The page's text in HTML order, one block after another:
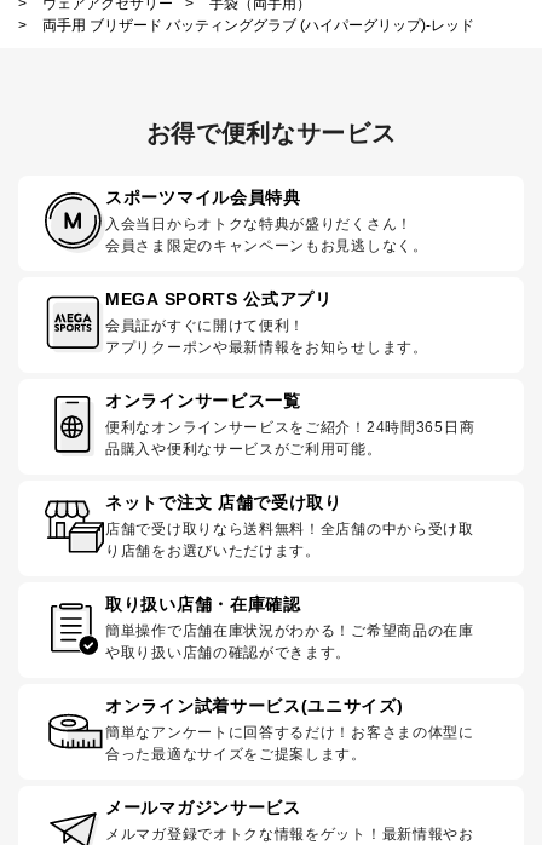
>
両手用 ブリザード バッティンググラブ (ハイパーグリップ)-レッド
お得で便利なサービス
スポーツマイル会員特典
入会当日からオトクな特典が盛りだくさん！
会員さま限定のキャンペーンもお見逃しなく。
MEGA SPORTS 公式アプリ
会員証がすぐに開けて便利！
アプリクーポンや最新情報をお知らせします。
オンラインサービス一覧
便利なオンラインサービスをご紹介！24時間365日商
品購入や便利なサービスがご利用可能。
ネットで注文 店舗で受け取り
店舗で受け取りなら送料無料！全店舗の中から受け取
り店舗をお選びいただけます。
取り扱い店舗・在庫確認
簡単操作で店舗在庫状況がわかる！ご希望商品の在庫
や取り扱い店舗の確認ができます。
オンライン試着サービス(ユニサイズ)
簡単なアンケートに回答するだけ！お客さまの体型に
合った最適なサイズをご提案します。
メールマガジンサービス
メルマガ登録でオトクな情報をゲット！最新情報やお